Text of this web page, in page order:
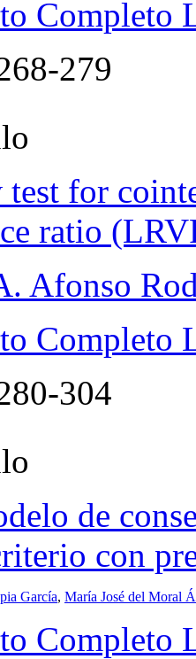
Completo
279
test for
ratio
Afonso
Completo
304
de
con
García, María José del Moral
Completo